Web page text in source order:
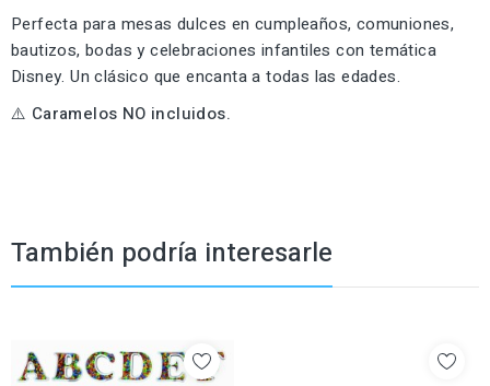
Perfecta para mesas dulces en cumpleaños, comuniones,
bautizos, bodas y celebraciones infantiles con temática
Disney. Un clásico que encanta a todas las edades.
⚠️ Caramelos NO incluidos.
También podría interesarle